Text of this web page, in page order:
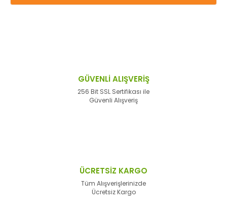
GÜVENLİ ALIŞVERİŞ
256 Bit SSL Sertifikası ile
Güvenli Alışveriş
ÜCRETSİZ KARGO
Tüm Alışverişlerinizde
Ücretsiz Kargo